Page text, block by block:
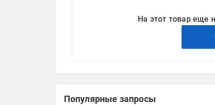
На этот товар еще
Популярные запросы